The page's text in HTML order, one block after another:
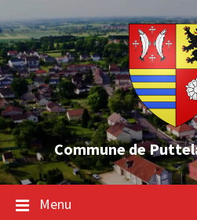
to
content
to
main
navigation
to
footer
Commune de
Menu